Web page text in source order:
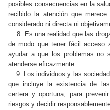
posibles consecuencias en la
recibido la atención que
considerado ni directa ni
8. Es una realidad que las
de modo que tener fácil acceso
ayudar a que los problemas no
atenderse eficazmente.
9. Los individuos y las
que incluye la existencia de
certera y oportuna, para
riesgos y decidir